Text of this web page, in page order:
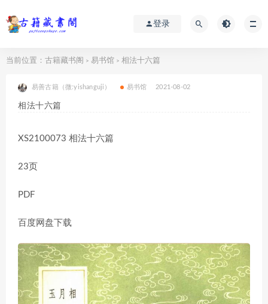
登录
当前位置： 古籍藏书阁 > 易书馆 > 相法十六篇
易善古籍（微:yishanguji） 易书馆 2021-08-02
相法十六篇
XS2100073 相法十六篇
23页
PDF
百度网盘下载